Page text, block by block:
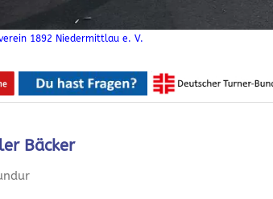
1892 Niedermittlau e. V.
Bäcker